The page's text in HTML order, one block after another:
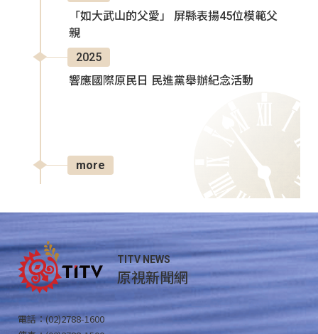
「如大武山的父愛」 屏縣表揚45位模範父
親
2025
響應國際原民日 民進黨舉辦紀念活動
more
TITV NEWS
原視新聞網
電話：(02)2788-1600